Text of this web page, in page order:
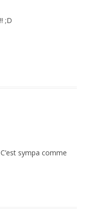
;D
sympa comme